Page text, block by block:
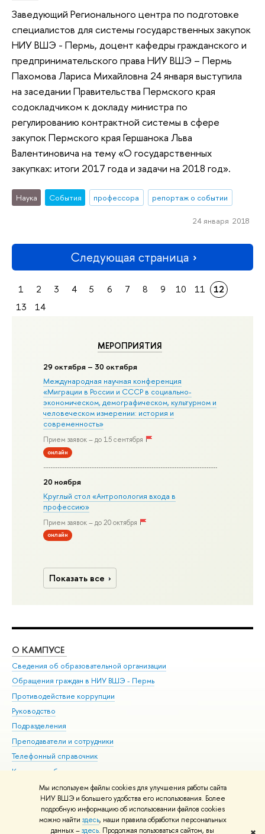
Мы используем файлы cookies для улучшения работы сайта
НИУ ВШЭ и большего удобства его использования. Более
подробную информацию об использовании файлов cookies
можно найти здесь, наши правила обработки персональных
данных –здесь. Продолжая пользоваться сайтом, вы
МЕРОПРИЯТИЯ
29 октября – 30 октября
Международная научная конференция
«Миграции в Росcии и СССР в социально-
экономическом, демографическом, культурном и
человеческом измерении: история и
современность»
Прием заявок – до 15 сентября
онлайн
20 ноября
Круглый стол «Антропология входа в
профессию»
Прием заявок – до 20 октября
онлайн
Показать все
Заведующий Регионального центра по подготовке
специалистов для системы государственных закупок
НИУ ВШЭ - Пермь, доцент кафедры гражданского и
предпринимательского права НИУ ВШЭ – Пермь
Пахомова Лариса Михайловна 24 января выступила
на заседании Правительства Пермского края
содокладчиком к докладу министра по
регулированию контрактной системы в сфере
закупок Пермского края Гершанока Льва
Валентиновича на тему «О государственных
закупках: итоги 2017 года и задачи на 2018 год».
Наука События профессора репортаж о событии
24 января 2018
Следующая страница
1 2 3 4 5 6 7 8 9 10 11
12
13
14
О КАМПУСЕ
Сведения об образовательной организации
Обращения граждан в НИУ ВШЭ - Пермь
Противодействие коррупции
Руководство
Подразделения
Преподаватели и сотрудники
Телефонный справочник
Корпуса и общежития
ВШЭ для студентов с ограниченными возможностями
здоровья и инвалидностью
Единая платежная страница